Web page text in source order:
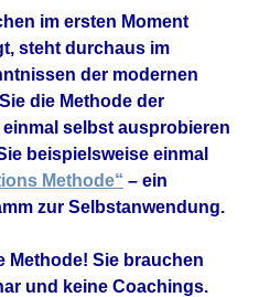
im ersten Moment
steht durchaus im
der modernen
die Methode der
selbst ausprobieren
beispielsweise einmal
Methode“ – ein
zur Selbstanwendung.
Methode! Sie brauchen
und keine Coachings.